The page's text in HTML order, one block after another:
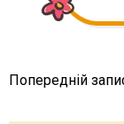
Навігація
записів
Попередній